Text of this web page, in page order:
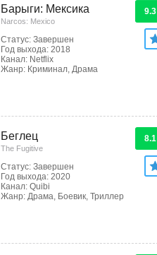
Барыги: Мексика
Narcos: Mexico
Статус: Завершен
Год выхода: 2018
Канал: Netflix
Жанр: Криминал, Драма
9.3
Беглец
The Fugitive
Статус: Завершен
Год выхода: 2020
Канал: Quibi
Жанр: Драма, Боевик, Триллер
8.1